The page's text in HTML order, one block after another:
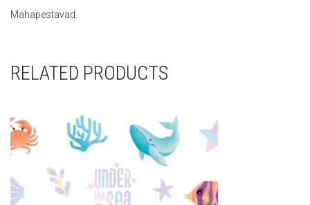
Mahapestavad.
RELATED PRODUCTS